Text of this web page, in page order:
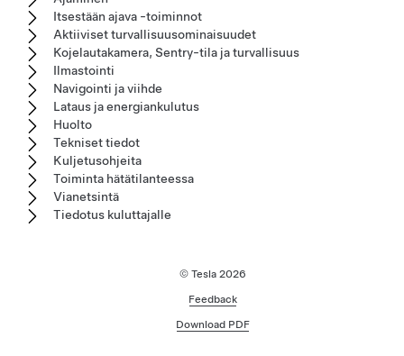
Itsestään ajava -toiminnot
Aktiiviset turvallisuusominaisuudet
Kojelautakamera, Sentry-tila ja turvallisuus
Ilmastointi
Navigointi ja viihde
Lataus ja energiankulutus
Huolto
Tekniset tiedot
Kuljetusohjeita
Toiminta hätätilanteessa
Vianetsintä
Tiedotus kuluttajalle
© Tesla 2026
Feedback
Download PDF